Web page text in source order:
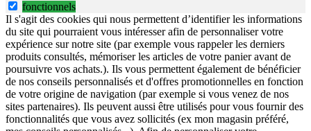
fonctionnels
Il s'agit des cookies qui nous permettent d’identifier les informations
du site qui pourraient vous intéresser afin de personnaliser votre
expérience sur notre site (par exemple vous rappeler les derniers
produits consultés, mémoriser les articles de votre panier avant de
poursuivre vos achats.). Ils vous permettent également de bénéficier
de nos conseils personnalisés et d'offres promotionnelles en fonction
de votre origine de navigation (par exemple si vous venez de nos
sites partenaires). Ils peuvent aussi être utilisés pour vous fournir des
fonctionnalités que vous avez sollicités (ex mon magasin préféré,